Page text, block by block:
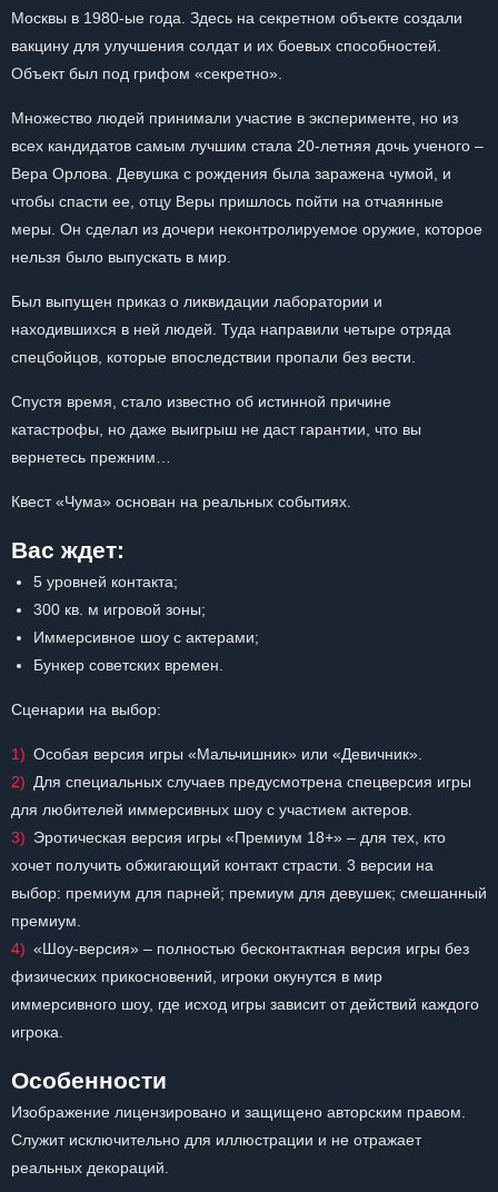
Москвы в 1980-ые года. Здесь на секретном объекте создали
вакцину для улучшения солдат и их боевых способностей.
Объект был под грифом «секретно».
Множество людей принимали участие в эксперименте, но из
всех кандидатов самым лучшим стала 20-летняя дочь ученого –
Вера Орлова. Девушка с рождения была заражена чумой, и
чтобы спасти ее, отцу Веры пришлось пойти на отчаянные
меры. Он сделал из дочери неконтролируемое оружие, которое
нельзя было выпускать в мир.
Был выпущен приказ о ликвидации лаборатории и
находившихся в ней людей. Туда направили четыре отряда
спецбойцов, которые впоследствии пропали без вести.
Спустя время, стало известно об истинной причине
катастрофы, но даже выигрыш не даст гарантии, что вы
вернетесь прежним…
Квест «Чума» основан на реальных событиях.
Вас ждет:
5 уровней контакта;
300 кв. м игровой зоны;
Иммерсивное шоу с актерами;
Бункер советских времен.
Сценарии на выбор:
Особая версия игры «Мальчишник» или «Девичник».
Для специальных случаев предусмотрена спецверсия игры
для любителей иммерсивных шоу с участием актеров.
Эротическая версия игры «Премиум 18+» – для тех, кто
хочет получить обжигающий контакт страсти. 3 версии на
выбор: премиум для парней; премиум для девушек; смешанный
премиум.
«Шоу-версия» – полностью бесконтактная версия игры без
физических прикосновений, игроки окунутся в мир
иммерсивного шоу, где исход игры зависит от действий каждого
игрока.
Особенности
Изображение лицензировано и защищено авторским правом.
Служит исключительно для иллюстрации и не отражает
реальных декораций.